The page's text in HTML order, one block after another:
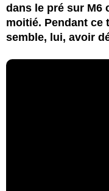
dans le pré sur M6
moitié. Pendant ce
semble, lui, avoir